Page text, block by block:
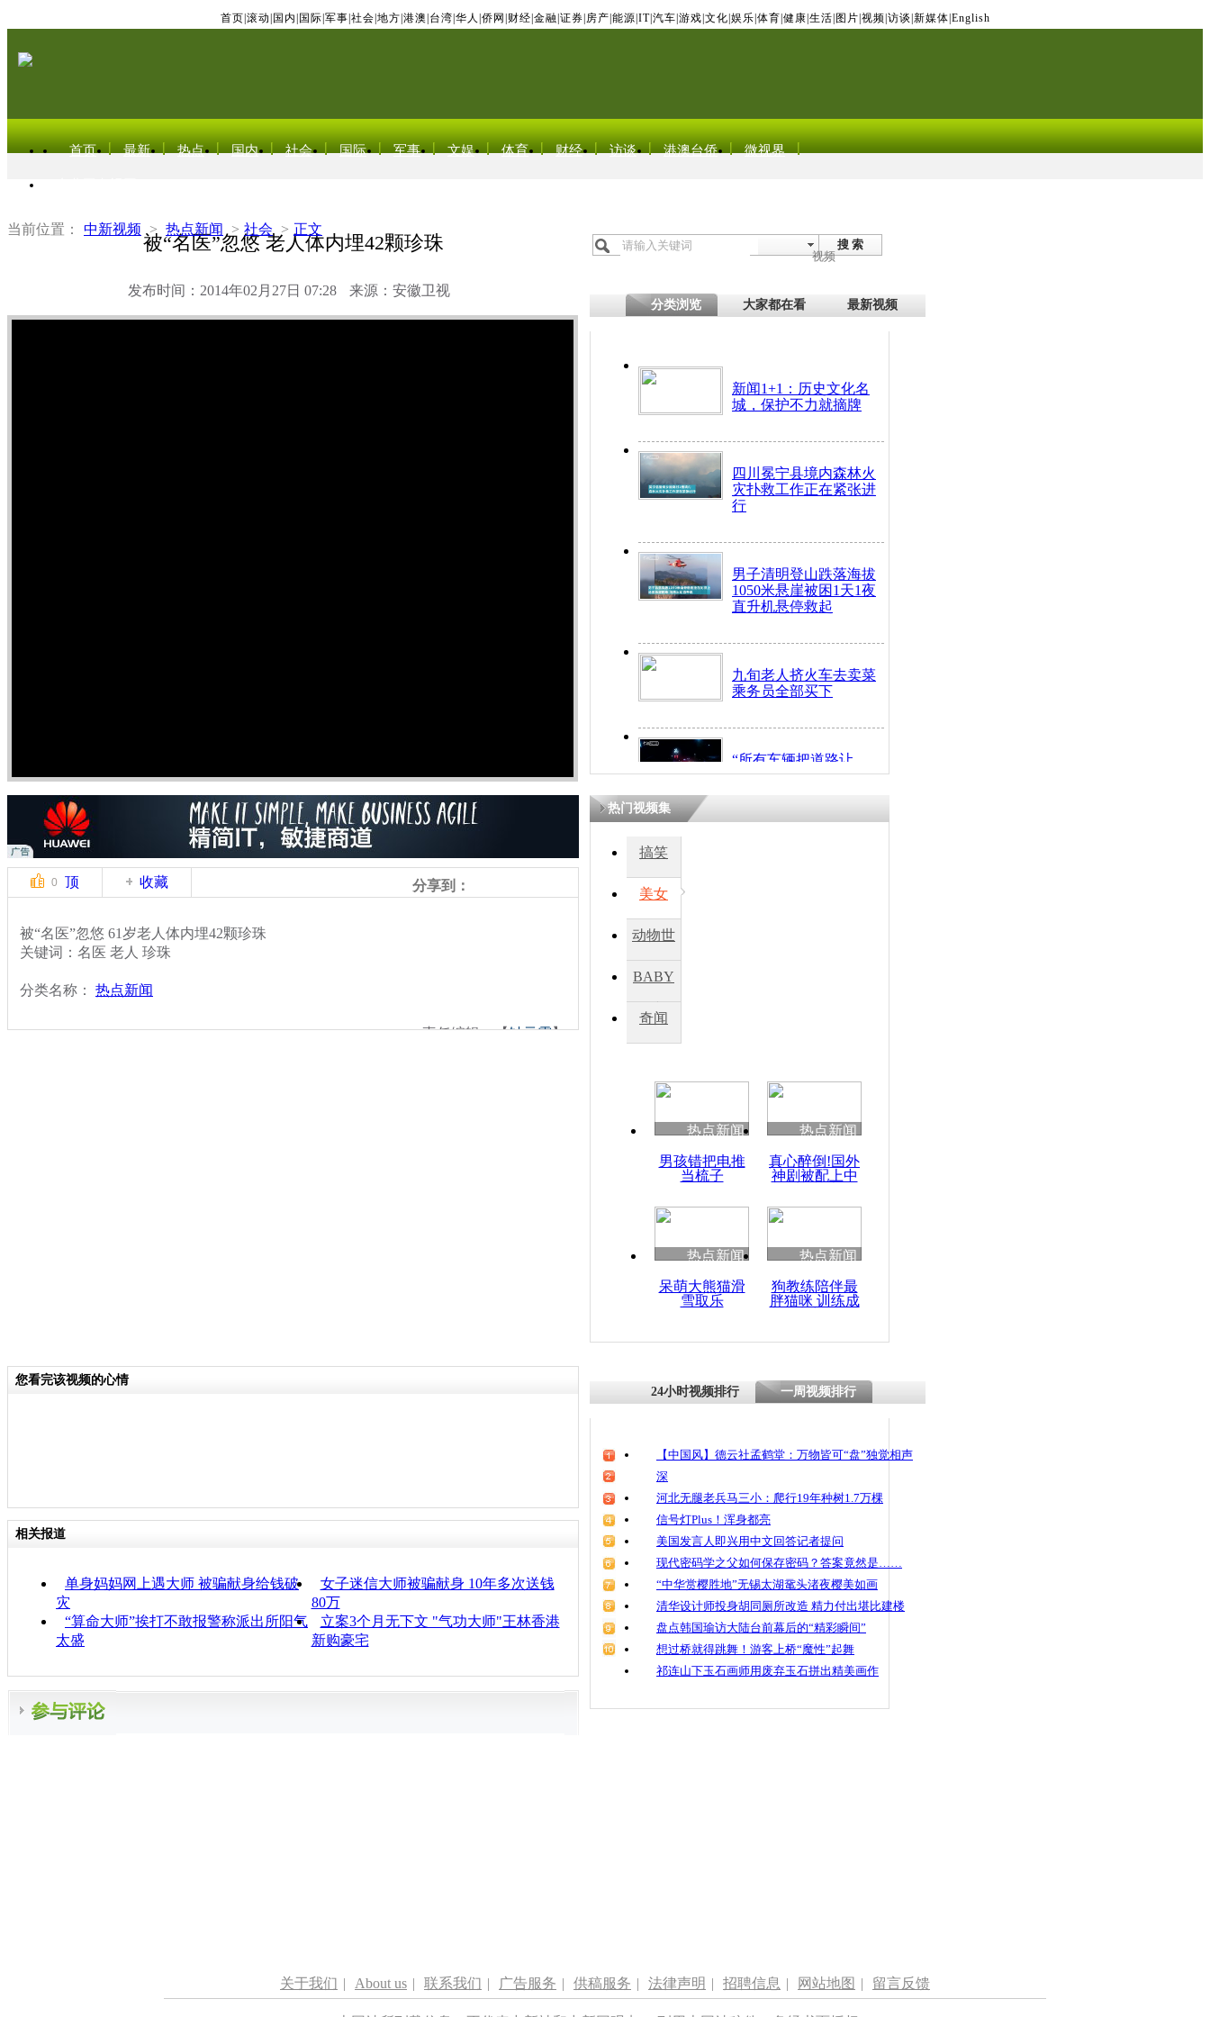
首页 滚动 国内 国际 军事 社会 地方 港澳 台湾 华人 侨网 财经 金融 证券 房产 能源 IT| 汽车 游戏 文化 娱乐 体育 健康 生活 图片 视频 访谈 新媒体 English
首页 最新 热点 国内 社会 国际 军事 文娱 体育 财经 访谈 港澳台侨 微视界
当前位置： 中新视频 > 热点新闻 > 社会 > 正文
被“名医”忽悠 老人体内埋42颗珍珠
发布时间：2014年02月27日 07:28 来源：安徽卫视
搜 索
视频
分类浏览 大家都在看 最新视频
新闻1+1：历史文化名
城，保护不力就摘牌
四川冕宁县境内森林火
灾扑救工作正在紧张进
行
男子清明登山跌落海拔
1050米悬崖被困1天1夜
直升机悬停救起
九旬老人挤火车去卖菜
乘务员全部买下
“所有车辆把道路让
开！”儿童突发疾病交
因
度苗族花山节
魂
0 顶 收藏 分享到：
被“名医”忽悠 61岁老人体内埋42颗珍珠
关键词：名医 老人 珍珠
分类名称： 热点新闻
责任编辑：【钟元霞】
热门视频集
搞笑
美女
动物世
BABY
秀
奇闻
热点新闻
男孩错把电推
当梳子
热点新闻
真心醉倒!国外
神剧被配上中
热点新闻
呆萌大熊猫滑
雪取乐
热点新闻
狗教练陪伴最
胖猫咪 训练成
您看完该视频的心情
相关报道
单身妈妈网上遇大师 被骗献身给钱破
灾
女子迷信大师被骗献身 10年多次送钱
80万
“算命大师”挨打不敢报警称派出所阳气
太盛
立案3个月无下文 "气功大师"王林香港
新购豪宅
24小时视频排行 一周视频排行
【中国风】德云社孟鹤堂：万物皆可“盘”独觉相声
深
河北无腿老兵马三小：爬行19年种树1.7万棵
信号灯Plus！浑身都亮
美国发言人即兴用中文回答记者提问
现代密码学之父如何保存密码？答案竟然是……
“中华赏樱胜地”无锡太湖鼋头渚夜樱美如画
清华设计师投身胡同厕所改造 精力付出堪比建楼
盘点韩国瑜访大陆台前幕后的“精彩瞬间”
想过桥就得跳舞！游客上桥“魔性”起舞
祁连山下玉石画师用废弃玉石拼出精美画作
关于我们 | About us | 联系我们 | 广告服务 | 供稿服务 | 法律声明 | 招聘信息 | 网站地图 | 留言反馈